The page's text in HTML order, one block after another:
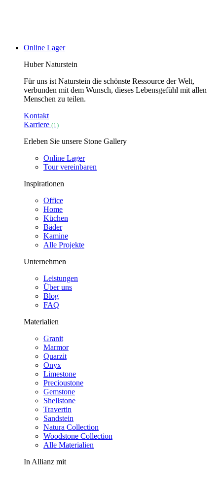
Online Lager
Huber Naturstein
Für uns ist Naturstein die schönste Ressource der Welt,
verbunden mit dem Wunsch, dieses Lebensgefühl mit allen
Menschen zu teilen.
Kontakt
Karriere (1)
Erleben Sie unsere Stone Gallery
Online Lager
Tour vereinbaren
Inspirationen
Office
Home
Küchen
Bäder
Kamine
Alle Projekte
Unternehmen
Leistungen
Über uns
Blog
FAQ
Materialien
Granit
Marmor
Quarzit
Onyx
Limestone
Precioustone
Gemstone
Shellstone
Travertin
Sandstein
Natura Collection
Woodstone Collection
Alle Materialien
In Allianz mit